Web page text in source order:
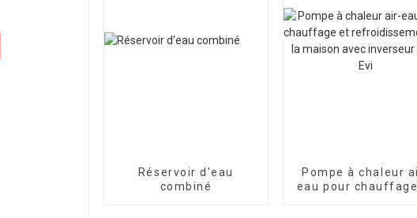
Réservoir d'eau
combiné
Pompe à chaleur
eau pour chauffage